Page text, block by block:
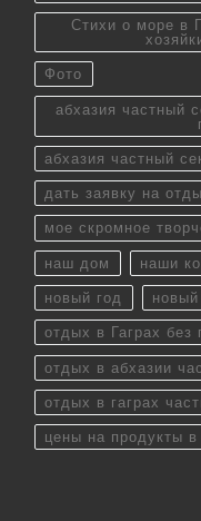
Стихи о море в
Фото
абхазия частный
абхазия частный
дать заявку на
мое скромное
наш дом наши
новый год
отдых в Гаграх без
отдых в абхазии
отдых в гаграх
цены на продукты в